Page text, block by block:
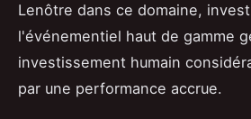
Lenôtre dans ce domaine,
l'événementiel haut de gamme
investissement humain
par une performance accrue.